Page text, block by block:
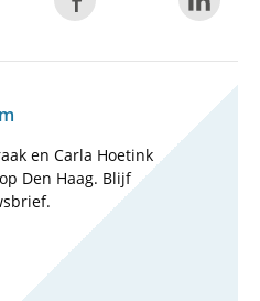
en Carla Hoetink
Den Haag. Blijf